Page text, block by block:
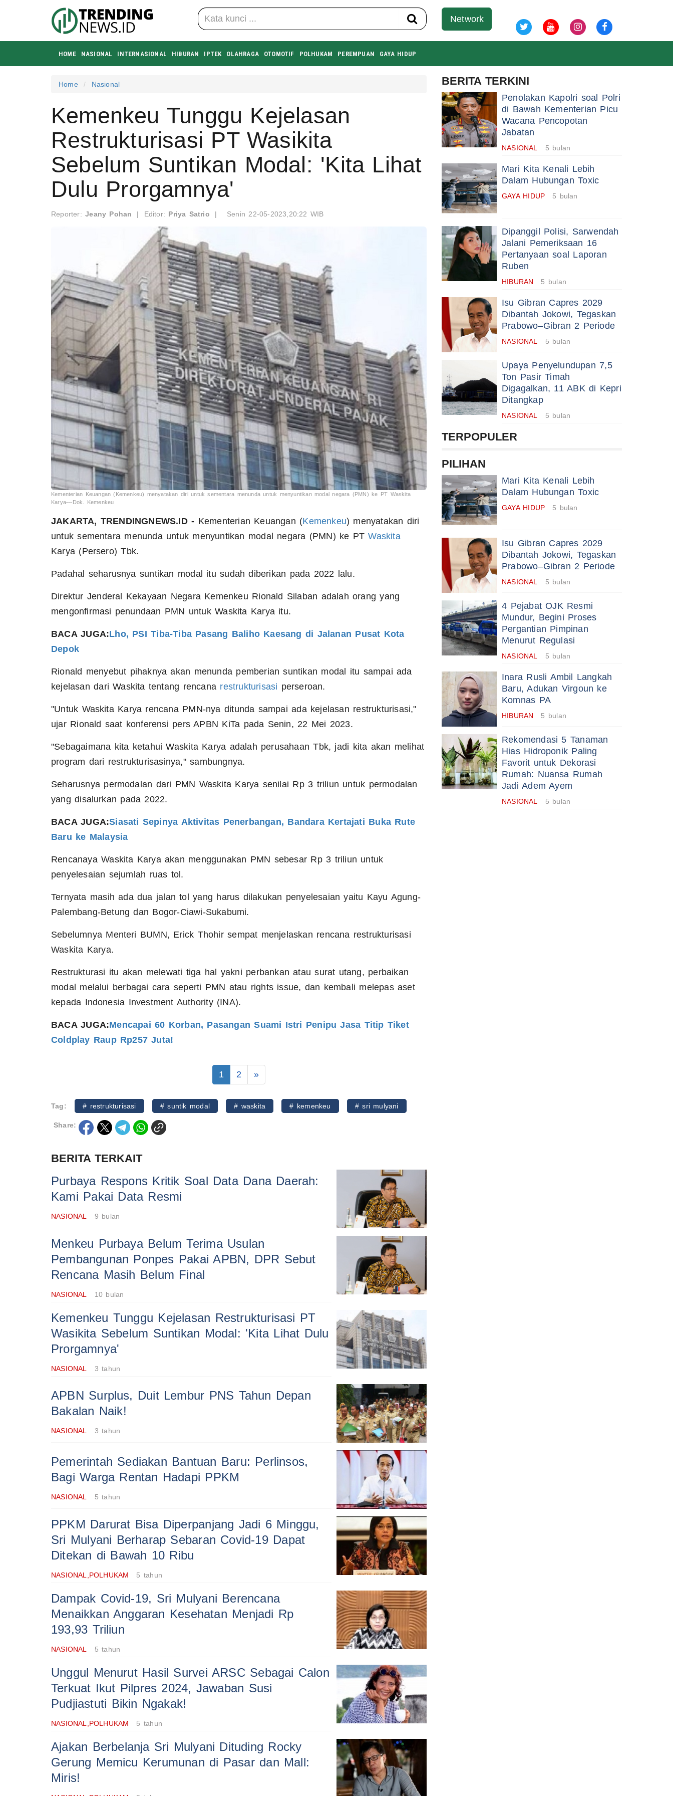
Network
HOME NASIONAL INTERNASIONAL HIBURAN IPTEK OLAHRAGA OTOMOTIF POLHUKAM PEREMPUAN GAYA HIDUP
Home Nasional
Kemenkeu Tunggu Kejelasan
Restrukturisasi PT Wasikita
Sebelum Suntikan Modal: 'Kita Lihat
Dulu Prorgamnya'
Reporter:Jeany Pohan | Editor: Priya Satrio | Senin 22-05-2023,20:22 WIB
Kementerian Keuangan (Kemenkeu) menyatakan diri untuk sementara menunda untuk menyuntikan modal negara (PMN) ke PT Waskita
Karya---Dok. Kemenkeu
JAKARTA, TRENDINGNEWS.ID - Kementerian Keuangan (Kemenkeu) menyatakan diri
untuk sementara menunda untuk menyuntikan modal negara (PMN) ke PTWaskita
Karya (Persero) Tbk.
Padahal seharusnya suntikan modal itu sudah diberikan pada 2022 lalu.
Direktur Jenderal Kekayaan Negara Kemenkeu Rionald Silaban adalah orang yang
mengonfirmasi penundaan PMN untuk Waskita Karya itu.
BACA JUGA:Lho, PSI Tiba-Tiba Pasang Baliho Kaesang di Jalanan Pusat Kota
Depok
Rionald menyebut pihaknya akan menunda pemberian suntikan modal itu sampai ada
kejelasan dari Waskita tentang rencana restrukturisasi perseroan.
"Untuk Waskita Karya rencana PMN-nya ditunda sampai ada kejelasan restrukturisasi,"
ujar Rionald saat konferensi pers APBN KiTa pada Senin, 22 Mei 2023.
"Sebagaimana kita ketahui Waskita Karya adalah perusahaan Tbk, jadi kita akan melihat
program dari restrukturisasinya," sambungnya.
Seharusnya permodalan dari PMN Waskita Karya senilai Rp 3 triliun untuk permodalan
yang disalurkan pada 2022.
BACA JUGA:Siasati Sepinya Aktivitas Penerbangan, Bandara Kertajati Buka Rute
Baru ke Malaysia
Rencanaya Waskita Karya akan menggunakan PMN sebesar Rp 3 triliun untuk
penyelesaian sejumlah ruas tol.
Ternyata masih ada dua jalan tol yang harus dilakukan penyelesaian yaitu Kayu Agung-
Palembang-Betung dan Bogor-Ciawi-Sukabumi.
Sebelumnya Menteri BUMN, Erick Thohir sempat menjelaskan rencana restrukturisasi
Waskita Karya.
Restrukturasi itu akan melewati tiga hal yakni perbankan atau surat utang, perbaikan
modal melalui berbagai cara seperti PMN atau rights issue, dan kembali melepas aset
kepada Indonesia Investment Authority (INA).
BACA JUGA:Mencapai 60 Korban, Pasangan Suami Istri Penipu Jasa Titip Tiket
Coldplay Raup Rp257 Juta!
1 2 »
Tag: # restrukturisasi # suntik modal # waskita # kemenkeu # sri mulyani
Share:
BERITA TERKAIT
Purbaya Respons Kritik Soal Data Dana Daerah:
Kami Pakai Data Resmi
NASIONAL 9 bulan
Menkeu Purbaya Belum Terima Usulan
Pembangunan Ponpes Pakai APBN, DPR Sebut
Rencana Masih Belum Final
NASIONAL 10 bulan
Kemenkeu Tunggu Kejelasan Restrukturisasi PT
Wasikita Sebelum Suntikan Modal: 'Kita Lihat Dulu
Prorgamnya'
NASIONAL 3 tahun
APBN Surplus, Duit Lembur PNS Tahun Depan
Bakalan Naik!
NASIONAL 3 tahun
Pemerintah Sediakan Bantuan Baru: Perlinsos,
Bagi Warga Rentan Hadapi PPKM
NASIONAL 5 tahun
PPKM Darurat Bisa Diperpanjang Jadi 6 Minggu,
Sri Mulyani Berharap Sebaran Covid-19 Dapat
Ditekan di Bawah 10 Ribu
NASIONAL,POLHUKAM 5 tahun
Dampak Covid-19, Sri Mulyani Berencana
Menaikkan Anggaran Kesehatan Menjadi Rp
193,93 Triliun
NASIONAL 5 tahun
Unggul Menurut Hasil Survei ARSC Sebagai Calon
Terkuat Ikut Pilpres 2024, Jawaban Susi
Pudjiastuti Bikin Ngakak!
NASIONAL,POLHUKAM 5 tahun
Ajakan Berbelanja Sri Mulyani Dituding Rocky
Gerung Memicu Kerumunan di Pasar dan Mall:
Miris!
BERITA TERKINI
Penolakan Kapolri soal Polri
di Bawah Kementerian Picu
Wacana Pencopotan
Jabatan
NASIONAL 5 bulan
Mari Kita Kenali Lebih
Dalam Hubungan Toxic
GAYA HIDUP 5 bulan
Dipanggil Polisi, Sarwendah
Jalani Pemeriksaan 16
Pertanyaan soal Laporan
Ruben
HIBURAN 5 bulan
Isu Gibran Capres 2029
Dibantah Jokowi, Tegaskan
Prabowo–Gibran 2 Periode
NASIONAL 5 bulan
Upaya Penyelundupan 7,5
Ton Pasir Timah
Digagalkan, 11 ABK di Kepri
Ditangkap
NASIONAL 5 bulan
TERPOPULER
PILIHAN
Mari Kita Kenali Lebih
Dalam Hubungan Toxic
GAYA HIDUP 5 bulan
Isu Gibran Capres 2029
Dibantah Jokowi, Tegaskan
Prabowo–Gibran 2 Periode
NASIONAL 5 bulan
4 Pejabat OJK Resmi
Mundur, Begini Proses
Pergantian Pimpinan
Menurut Regulasi
NASIONAL 5 bulan
Inara Rusli Ambil Langkah
Baru, Adukan Virgoun ke
Komnas PA
HIBURAN 5 bulan
Rekomendasi 5 Tanaman
Hias Hidroponik Paling
Favorit untuk Dekorasi
Rumah: Nuansa Rumah
Jadi Adem Ayem
NASIONAL 5 bulan